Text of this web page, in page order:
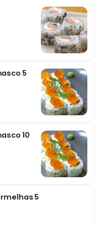
5
10
5